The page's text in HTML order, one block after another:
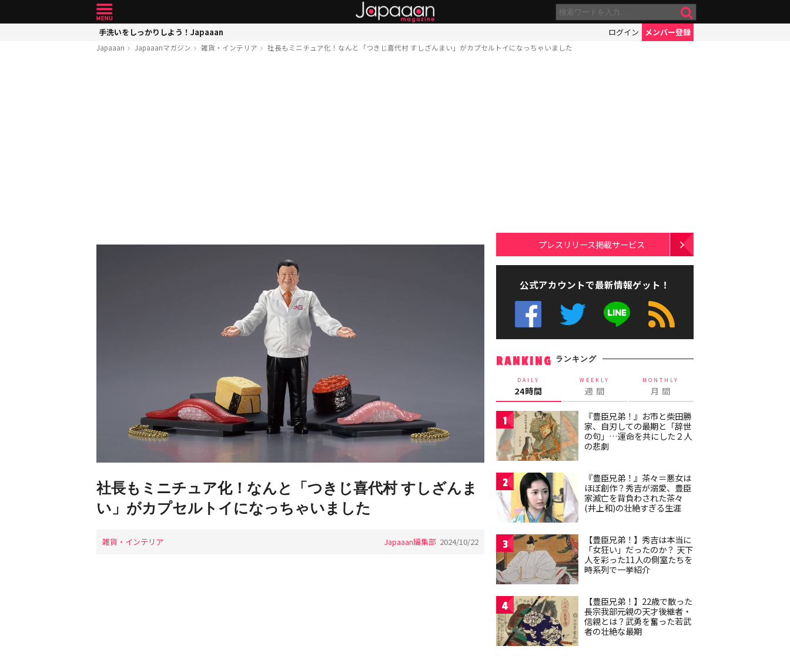
手洗いをしっかりしよう！Japaaan ログイン メンバー登録
Japaaan Japaaanマガジン 雑貨・インテリア 社長もミニチュア化！なんと「つきじ喜代村 すしざんまい」がカプセルトイになっちゃいました
社長もミニチュア化！なんと「つきじ喜代村 すしざんま
い」がカプセルトイになっちゃいました
雑貨・インテリア Japaaan編集部 2024/10/22
プレスリリース掲載サービス
公式アカウントで最新情報ゲット！
RANKING ランキング
DAILY
24時間
WEEKLY
週 間
MONTHLY
月 間
1
『豊臣兄弟！』お市と柴田勝
家、自刃しての最期と「辞世
の句」…運命を共にした２人
の悲劇
2
『豊臣兄弟！』茶々＝悪女は
ほぼ創作？秀吉が溺愛、豊臣
家滅亡を背負わされた茶々
(井上和)の壮絶すぎる生涯
3
【豊臣兄弟！】秀吉は本当に
「女狂い」だったのか？ 天下
人を彩った11人の側室たちを
時系列で一挙紹介
4
【豊臣兄弟！】22歳で散った
長宗我部元親の天才後継者・
信親とは？武勇を奮った若武
者の壮絶な最期